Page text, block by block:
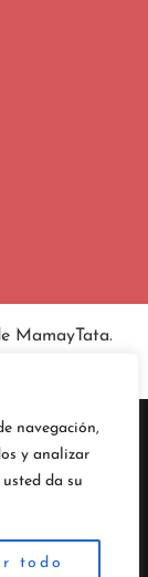
navegación,
y analizar
da su
todo
MamayTata.